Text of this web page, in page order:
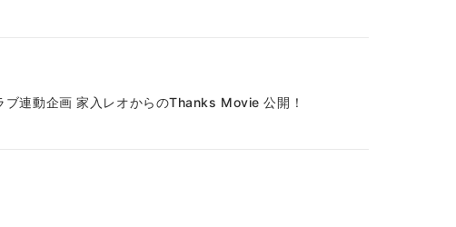
ブ連動企画 家入レオからのThanks Movie 公開！